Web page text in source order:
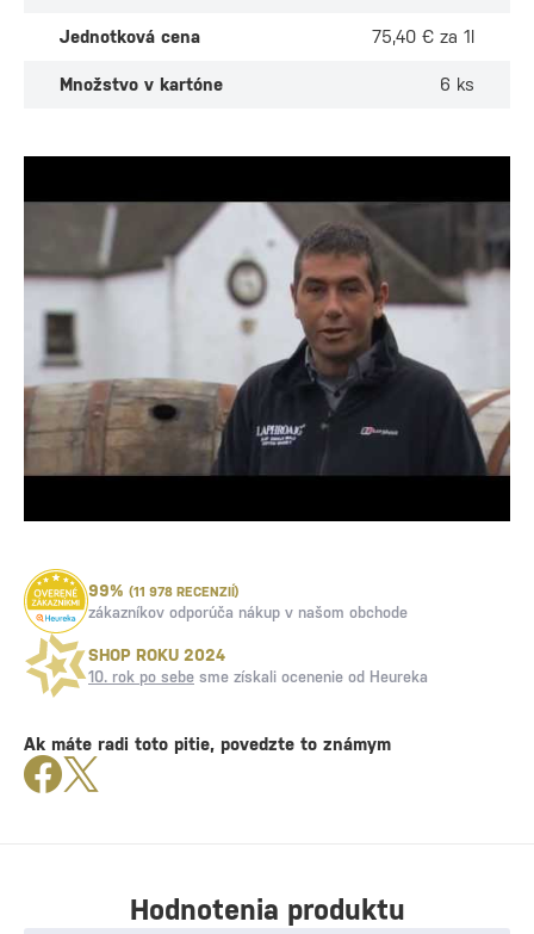
Jednotková cena 75,40 € za 1l
Množstvo v kartóne 6 ks
Hodnotenia produktu
99% (11 978 RECENZIÍ)
zákazníkov odporúča nákup v našom obchode
SHOP ROKU 2024
10. rok po sebe sme získali ocenenie od Heureka
Ak máte radi toto pitie, povedzte to známym